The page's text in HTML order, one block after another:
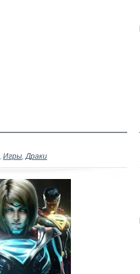
Игры Драки